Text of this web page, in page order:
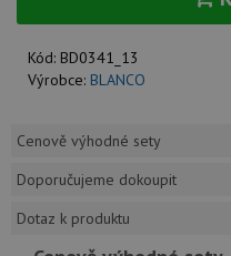
Kód: BD0341_13
Výrobce: BLANCO
Cenově výhodné sety
Doporučujeme dokoupit
Dotaz k produktu